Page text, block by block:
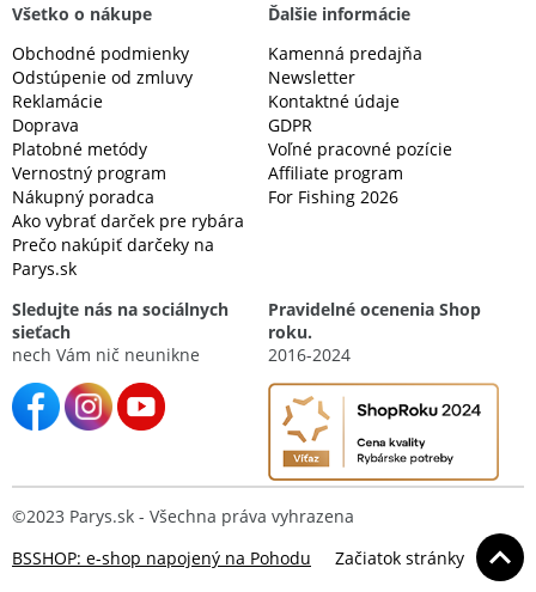
Všetko o nákupe
Obchodné podmienky
Odstúpenie od zmluvy
Reklamácie
Doprava
Platobné metódy
Vernostný program
Nákupný poradca
Ako vybrať darček pre rybára
Prečo nakúpiť darčeky na
Parys.sk
Ďalšie informácie
Kamenná predajňa
Newsletter
Kontaktné údaje
GDPR
Voľné pracovné pozície
Affiliate program
For Fishing 2026
Sledujte nás na sociálnych
sieťach
nech Vám nič neunikne
Pravidelné ocenenia Shop
roku.
2016-2024
©2023 Parys.sk - Všechna práva vyhrazena
BSSHOP: e-shop napojený na Pohodu
Začiatok stránky